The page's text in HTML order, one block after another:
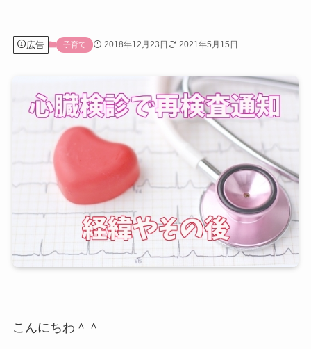
広告 子育て 2018年12月23日 2021年5月15日
こんにちわ＾＾